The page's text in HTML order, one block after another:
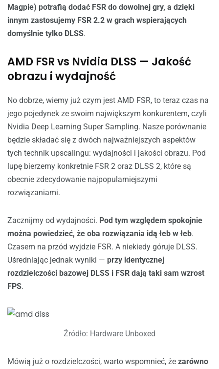
Magpie) potrafią dodać FSR do dowolnej gry, a dzięki
innym zastosujemy FSR 2.2 w grach wspierających
domyślnie tylko DLSS.
AMD FSR vs Nvidia DLSS — Jakość
obrazu i wydajność
No dobrze, wiemy już czym jest AMD FSR, to teraz czas na
jego pojedynek ze swoim największym konkurentem, czyli
Nvidia Deep Learning Super Sampling. Nasze porównanie
będzie składać się z dwóch najważniejszych aspektów
tych technik upscalingu: wydajności i jakości obrazu. Pod
lupę bierzemy konkretnie FSR 2 oraz DLSS 2, które są
obecnie zdecydowanie najpopularniejszymi
rozwiązaniami.
Zacznijmy od wydajności. Pod tym względem spokojnie
można powiedzieć, że oba rozwiązania idą łeb w łeb.
Czasem na przód wyjdzie FSR. A niekiedy góruje DLSS.
Uśredniając jednak wyniki — przy identycznej
rozdzielczości bazowej DLSS i FSR dają taki sam wzrost
FPS.
Źródło: Hardware Unboxed
Mówią już o rozdzielczości, warto wspomnieć, że zarówno